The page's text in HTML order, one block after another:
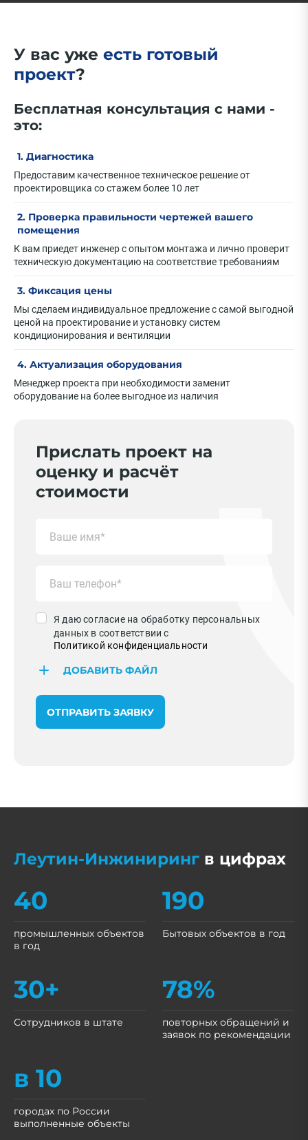
У вас уже есть готовый
проект?
Бесплатная консультация с нами -
это:
1. Диагностика
Предоставим качественное техническое решение от
проектировщика со стажем более 10 лет
2. Проверка правильности чертежей вашего
помещения
К вам приедет инженер с опытом монтажа и лично проверит
техническую документацию на соответствие требованиям
3. Фиксация цены
Мы сделаем индивидуальное предложение с самой выгодной
ценой на проектирование и установку систем
кондиционирования и вентиляции
4. Актуализация оборудования
Менеджер проекта при необходимости заменит
оборудование на более выгодное из наличия
Прислать проект на
оценку и расчёт
стоимости
Я даю согласие на обработку персональных
данных в соответствии с
Политикой конфиденциальности
ДОБАВИТЬ ФАЙЛ
ОТПРАВИТЬ ЗАЯВКУ
Леутин-Инжиниринг в цифрах
40
промышленных объектов
в год
190
Бытовых объектов в год
30+
Сотрудников в штате
78%
повторных обращений и
заявок по рекомендации
в 10
городах по России
выполненные объекты